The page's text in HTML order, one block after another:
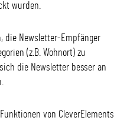
wurden.
die Newsletter-Empfänger
(z.B. Wohnort) zu
die Newsletter besser an
von CleverElements